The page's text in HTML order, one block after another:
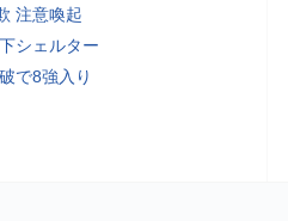
注意喚起
シェルター
で8強入り